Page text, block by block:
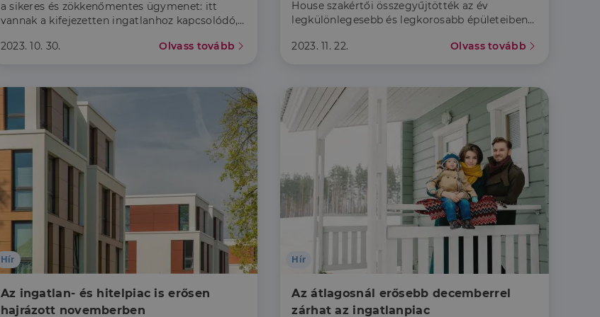
a sikeres és zökkenőmentes ügymenet: itt
vannak a kifejezetten ingatlanhoz kapcsolódó,
2023. 10. 30.
Olvass tovább
House szakértői összegyűjtötték az év
legkülönlegesebb és legkorosabb épületeiben
2023. 11. 22.
Olvass tovább
Hír
Az ingatlan- és hitelpiac is erősen
hajrázott novemberben
Hír
Az átlagosnál erősebb decemberrel
zárhat az ingatlanpiac